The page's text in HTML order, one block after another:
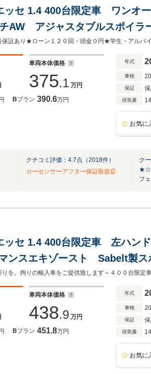
ッセ 1.4 400台限定車 ワン
AW アジャスタブルスポイ
ィスプレイオーディオ ETC
車両本体価格
375.1 万円
Bプラン 390.6万円
年式
車検
保証
排気量
お気に
クチコミ評価： 4.7点（2018件）
カーセンサーアフター保証取扱店
ク
フ
ッセ 1.4 400台限定車 左ハ
ンスエキゾースト Sabelt製
ボレッドキャリパー アイバ
車両本体価格
438.9 万円
Bプラン 451.8万円
年式
車検
保証
排気量
お気に